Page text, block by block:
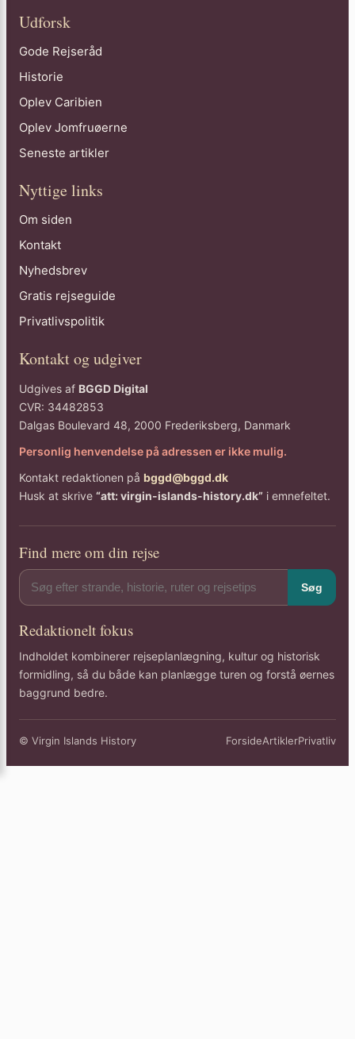
Udforsk
Gode Rejseråd
Historie
Oplev Caribien
Oplev Jomfruøerne
Seneste artikler
Nyttige links
Om siden
Kontakt
Nyhedsbrev
Gratis rejseguide
Privatlivspolitik
Kontakt og udgiver
Udgives af BGGD Digital
CVR: 34482853
Dalgas Boulevard 48, 2000 Frederiksberg, Danmark
Personlig henvendelse på adressen er ikke mulig.
Kontakt redaktionen på bggd@bggd.dk
Husk at skrive “att: virgin-islands-history.dk” i emnefeltet.
Find mere om din rejse
Søg
Redaktionelt fokus
Indholdet kombinerer rejseplanlægning, kultur og historisk
formidling, så du både kan planlægge turen og forstå øernes
baggrund bedre.
© Virgin Islands History ForsideArtiklerPrivatliv